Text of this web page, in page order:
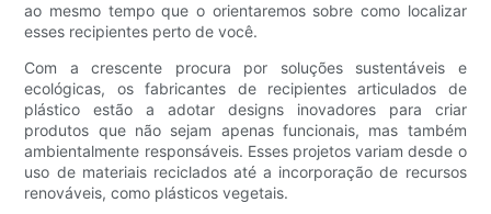
ao mesmo tempo que o orientaremos sobre como localizar
esses recipientes perto de você.
Com a crescente procura por soluções sustentáveis ​​e
ecológicas, os fabricantes de recipientes articulados de
plástico estão a adotar designs inovadores para criar
produtos que não sejam apenas funcionais, mas também
ambientalmente responsáveis. Esses projetos variam desde o
uso de materiais reciclados até a incorporação de recursos
renováveis, como plásticos vegetais.